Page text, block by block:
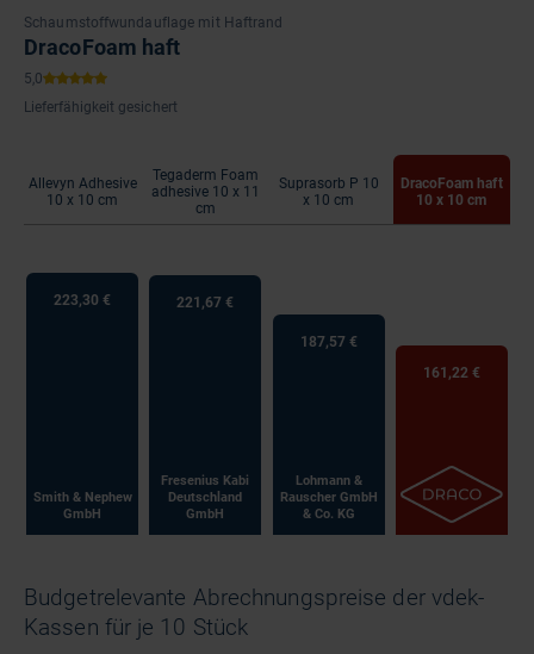
Schaumstoffwundauflage mit Haftrand
DracoFoam haft
Lieferfähigkeit gesichert
Allevyn Adhesive
10 x 10 cm
Tegaderm Foam
adhesive 10 x 11
cm
Suprasorb P 10
x 10 cm
DracoFoam haft
10 x 10 cm
223,30 €
Smith & Nephew
GmbH
221,67 €
Fresenius Kabi
Deutschland
GmbH
187,57 €
Lohmann &
Rauscher GmbH
& Co. KG
161,22 €
Budgetrelevante Abrechnungspreise der vdek-
Kassen für je 10 Stück